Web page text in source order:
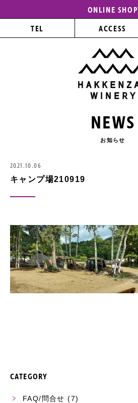
ONLINE SHOP
TEL ACCESS
NEWS
お知らせ
2021.10.06
キャンプ場210919
CATEGORY
FAQ/問合せ (7)